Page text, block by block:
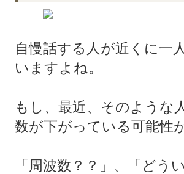
自慢話する人が近くに一
いますよね。
もし、最近、そのような
数が下がっている可能性
「周波数？？」、「ど